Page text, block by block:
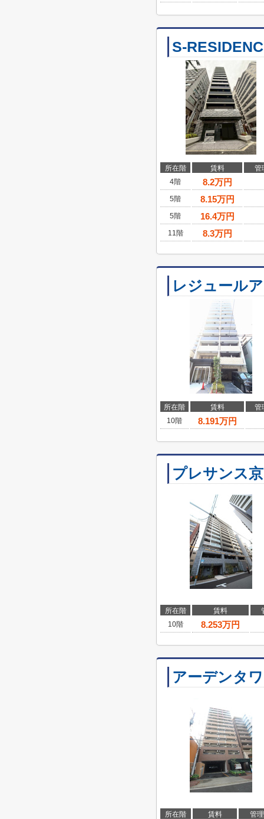
S-
所在階 賃料
管
4階
8.2万円
5階 8.15万円
5階 16.4万円
11階 8.3万円
レジュール
所在階 賃料
管
10階
8.191万円
プレサンス
所在階 賃料
10階
8.253万円
アーデンタ
所在階 賃料
管